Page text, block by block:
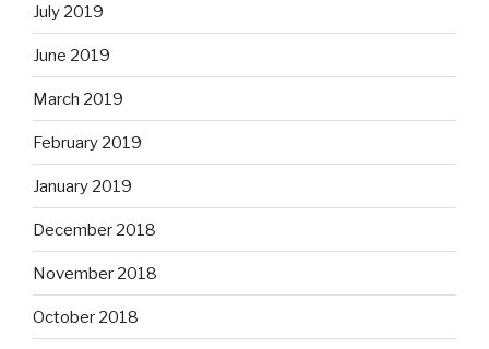
July 2019
June 2019
March 2019
February 2019
January 2019
December 2018
November 2018
October 2018